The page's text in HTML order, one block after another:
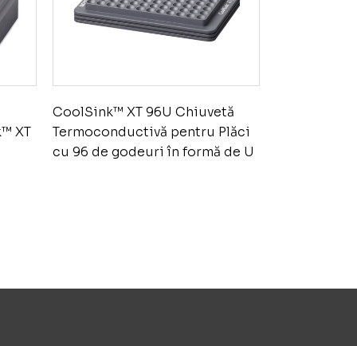
XT
CoolSink™ XT 96U Chiuvetă
Termoconductivă pentru Plăci
cu 96 de godeuri în formă de U